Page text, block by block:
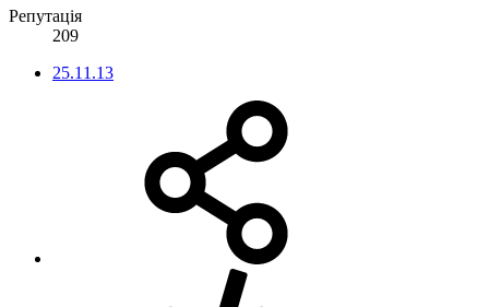
Репутація
209
25.11.13